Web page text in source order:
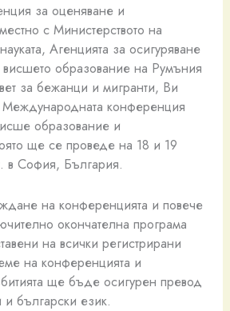
за оценяване и
с Министерството на
Агенцията за осигуряване
висшето образование на Румъния
за бежанци и мигранти, Ви
Международната конференция
образование и
ще се проведе на 18 и 19
в София, България.
на конференцията и повече
окончателна програма
на всички регистрирани
на конференцията и
ще бъде осигурен превод
и български език.